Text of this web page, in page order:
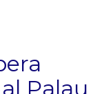
Palau